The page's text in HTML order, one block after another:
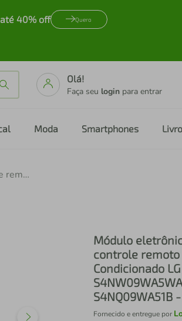
até 40% off Quero
Olá!
Faça seu login para entrar
Moda Smartphones
Módulo eletrônico receptor de sinais do controle remoto da evaporadora Ar Condicionado LG S4NW09WA5WA,S4NQ09WA51, S4NQ09WA51B - ABQ74883808
Módulo
controle remoto
Condicionado LG
S4NQ09WA51B
Fornecido e entregue por